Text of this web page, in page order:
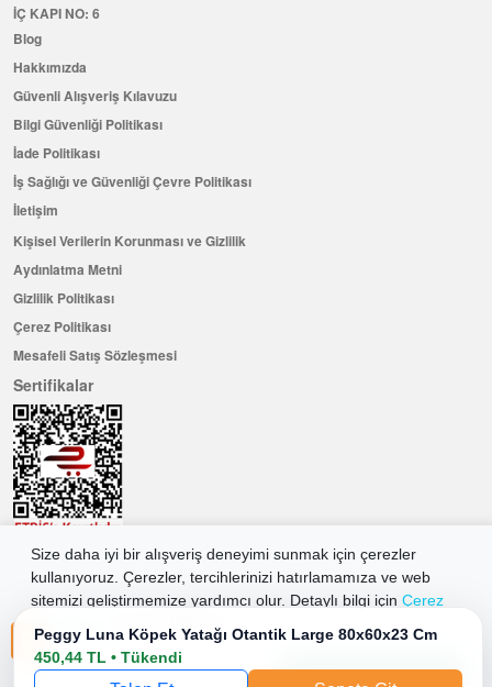
Peggy Luna Köpek Yatağı Otantik Large 80x60x23 Cm
450,44 TL • Tükendi
Size daha iyi bir alışveriş deneyimi sunmak için çerezler
kullanıyoruz. Çerezler, tercihlerinizi hatırlamamıza ve web
sitemizi geliştirmemize yardımcı olur. Detaylı bilgi için Çerez
Tüm Çerezleri Kabul Et
İÇ KAPI NO: 6
Blog
Hakkımızda
Güvenli Alışveriş Kılavuzu
Bilgi Güvenliği Politikası
İade Politikası
İş Sağlığı ve Güvenliği Çevre Politikası
İletişim
Kişisel Verilerin Korunması ve Gizlilik
Aydınlatma Metni
Gizlilik Politikası
Çerez Politikası
Mesafeli Satış Sözleşmesi
Sertifikalar
Hemen Üye Olun ...ve 100 ₺ değerinde indirim kuponu kazanın
Üye Ol